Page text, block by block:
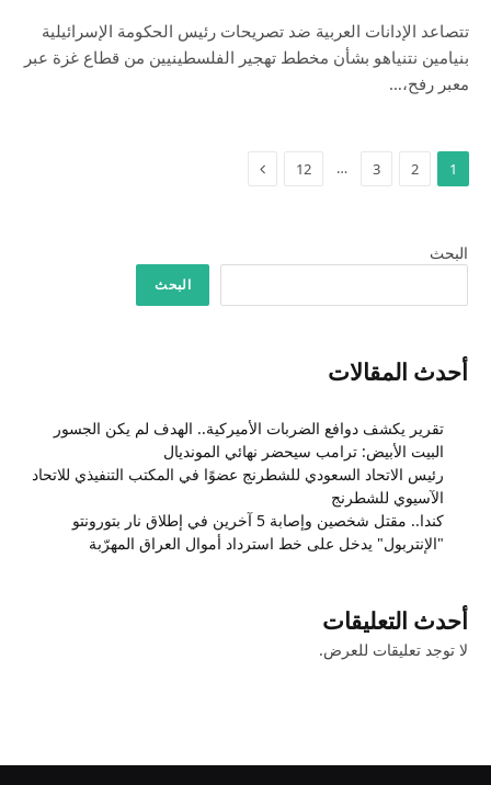
تتصاعد الإدانات العربية ضد تصريحات رئيس الحكومة الإسرائيلية
بنيامين نتنياهو بشأن مخطط تهجير الفلسطينيين من قطاع غزة عبر
معبر رفح،…
1
2
3
…
12 التالي
البحث
البحث
أحدث المقالات
تقرير يكشف دوافع الضربات الأميركية.. الهدف لم يكن الجسور
البيت الأبيض: ترامب سيحضر نهائي المونديال
رئيس الاتحاد السعودي للشطرنج عضوًا في المكتب التنفيذي للاتحاد
الآسيوي للشطرنج
كندا.. مقتل شخصين وإصابة 5 آخرين في إطلاق نار بتورونتو
"الإنتربول" يدخل على خط استرداد أموال العراق المهرّبة
أحدث التعليقات
لا توجد تعليقات للعرض.